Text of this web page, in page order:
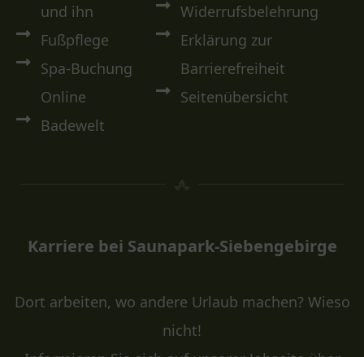
und ihn
Fußpflege
Spa-Buchung
Online
Badewelt
Widerrufsbelehrung
Erklärung zur
Barrierefreiheit
Seitenübersicht
Karriere bei Saunapark-Siebengebirge
Dort arbeiten, wo andere Urlaub machen? Wieso
nicht!